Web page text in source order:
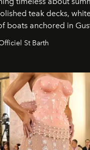
teak decks,
boats anchored in
its most natural
St Barth